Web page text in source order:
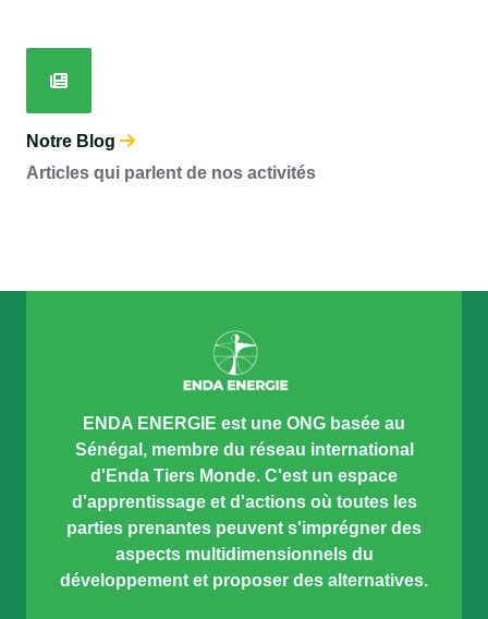
Notre Blog
Articles qui parlent de nos activités
ENDA ENERGIE est une ONG basée au
Sénégal, membre du réseau international
d'Enda Tiers Monde. C'est un espace
d'apprentissage et d'actions où toutes les
parties prenantes peuvent s'imprégner des
aspects multidimensionnels du
développement et proposer des alternatives.